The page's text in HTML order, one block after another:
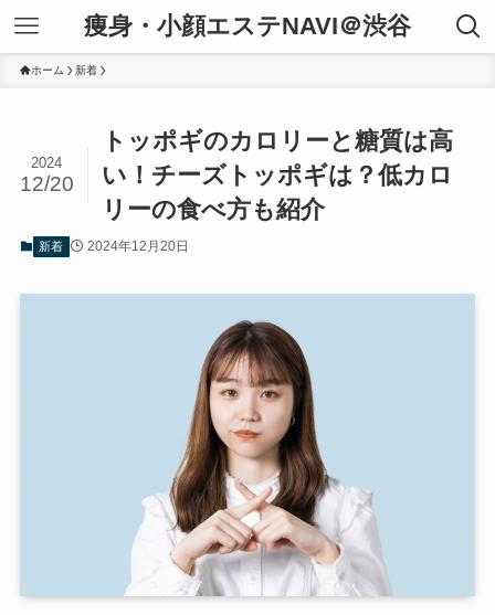
痩身・小顔エステNAVI＠渋谷
ホーム 新着
トッポギのカロリーと糖質は高
い！チーズトッポギは？低カロ
リーの食べ方も紹介
2024
12/20
新着 2024年12月20日